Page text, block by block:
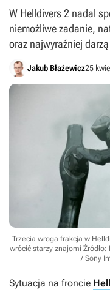
W Helldivers 2 nadal
niemożliwe zadanie,
oraz najwyraźniej
Jakub Błażewicz25
Trzecia wroga frakcja w
wrócić starzy znajomi
/ Sony
Sytuacja na froncie